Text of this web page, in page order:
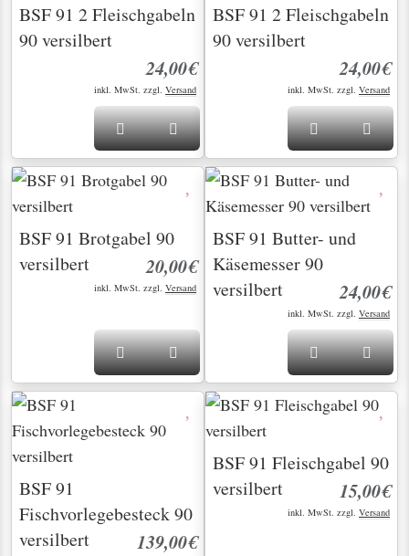
BSF 91 2 Fleischgabeln
90 versilbert
24,00€
inkl. MwSt. zzgl. Versand
BSF 91 2 Fleischgabeln
90 versilbert
24,00€
inkl. MwSt. zzgl. Versand
BSF 91 Brotgabel 90
versilbert
20,00€
inkl. MwSt. zzgl. Versand
BSF 91 Butter- und
Käsemesser 90
versilbert
24,00€
inkl. MwSt. zzgl. Versand
BSF 91
Fischvorlegebesteck 90
versilbert
139,00€
BSF 91 Fleischgabel 90
versilbert
15,00€
inkl. MwSt. zzgl. Versand